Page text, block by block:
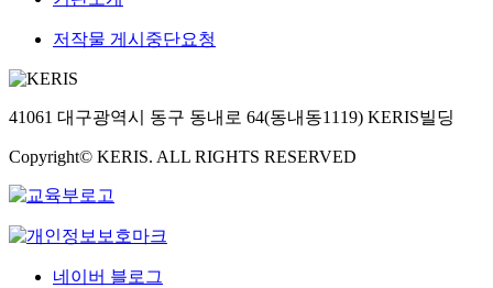
저작물 게시중단요청
41061 대구광역시 동구 동내로 64(동내동1119) KERIS빌딩
Copyright© KERIS. ALL RIGHTS RESERVED
네이버 블로그